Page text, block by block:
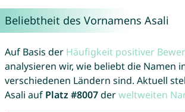
Beliebtheit des Vornamens Asali
Auf Basis der Häufigkeit positiver
analysieren wir, wie beliebt die Namen
verschiedenen Ländern sind. Aktuell
Asali auf Platz #8007derweltweiten